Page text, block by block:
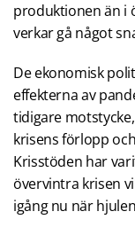
produktionen än i
verkar gå något
De ekonomisk
effekterna av
tidigare
krisens förlopp
Krisstöden har
övervintra krisen
igång nu när